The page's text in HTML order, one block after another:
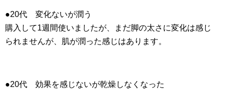
●20代 変化ないが潤う
購入して1週間使いましたが、まだ脚の太さに変化は感じ
られませんが、肌が潤った感じはあります。
●20代 効果を感じないが乾燥しなくなった